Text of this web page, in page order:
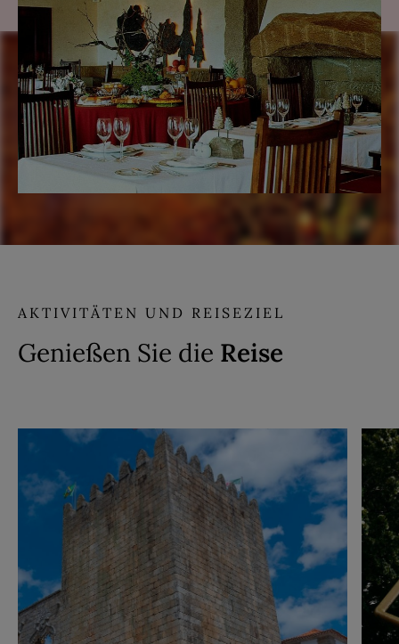
AKTIVITÄTEN UND REISEZIEL
Genießen Sie die Reise